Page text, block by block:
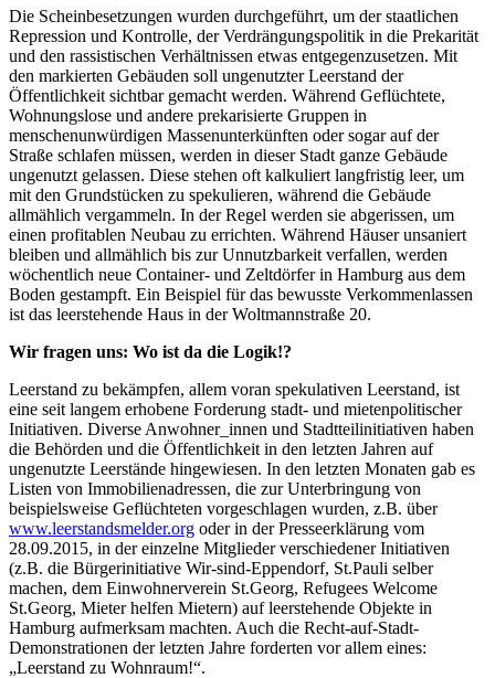
Die Scheinbesetzungen wurden durchgeführt, um der staatlichen
Repression und Kontrolle, der Verdrängungspolitik in die Prekarität
und den rassistischen Verhältnissen etwas entgegenzusetzen. Mit
den markierten Gebäuden soll ungenutzter Leerstand der
Öffentlichkeit sichtbar gemacht werden. Während Geflüchtete,
Wohnungslose und andere prekarisierte Gruppen in
menschenunwürdigen Massenunterkünften oder sogar auf der
Straße schlafen müssen, werden in dieser Stadt ganze Gebäude
ungenutzt gelassen. Diese stehen oft kalkuliert langfristig leer, um
mit den Grundstücken zu spekulieren, während die Gebäude
allmählich vergammeln. In der Regel werden sie abgerissen, um
einen profitablen Neubau zu errichten. Während Häuser unsaniert
bleiben und allmählich bis zur Unnutzbarkeit verfallen, werden
wöchentlich neue Container- und Zeltdörfer in Hamburg aus dem
Boden gestampft. Ein Beispiel für das bewusste Verkommenlassen
ist das leerstehende Haus in der Woltmannstraße 20.
Wir fragen uns: Wo ist da die Logik!?
Leerstand zu bekämpfen, allem voran spekulativen Leerstand, ist
eine seit langem erhobene Forderung stadt- und mietenpolitischer
Initiativen. Diverse Anwohner_innen und Stadtteilinitiativen haben
die Behörden und die Öffentlichkeit in den letzten Jahren auf
ungenutzte Leerstände hingewiesen. In den letzten Monaten gab es
Listen von Immobilienadressen, die zur Unterbringung von
beispielsweise Geflüchteten vorgeschlagen wurden, z.B. über
www.leerstandsmelder.org oder in der Presseerklärung vom
28.09.2015, in der einzelne Mitglieder verschiedener Initiativen
(z.B. die Bürgerinitiative Wir-sind-Eppendorf, St.Pauli selber
machen, dem Einwohnerverein St.Georg, Refugees Welcome
St.Georg, Mieter helfen Mietern) auf leerstehende Objekte in
Hamburg aufmerksam machten. Auch die Recht-auf-Stadt-
Demonstrationen der letzten Jahre forderten vor allem eines:
„Leerstand zu Wohnraum!“.